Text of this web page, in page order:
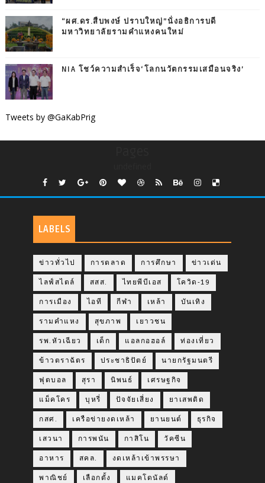
“ผศ.ดร.สืบพงษ์ ปราบใหญ่”นั่งอธิการบดี
มหาวิทยาลัยรามคำแหงคนใหม่
NIA โชว์ความสำเร็จ‘โลกนวัตกรรมเสมือนจริง’
Tweets by @GaKabPrig
LABELS
ข่าวทั่วไป การตลาด การศึกษา ข่าวเด่น
ไลฟ์สไตล์ สสส. ไทยพีบีเอส โควิด-19
การเมือง ไอที กีฬา เหล้า บันเทิง
รามคำแหง สุขภาพ เยาวชน
รพ.หัวเฉียว เด็ก แอลกอฮอล์ ท่องเที่ยว
ข้าวตราฉัตร ประชาธิปัตย์ นายกรัฐมนตรี
ฟุตบอล สุรา นิพนธ์ เศรษฐกิจ
แม็คโคร บุหรี่ ปัจจัยเสี่ยง ยาเสพติด
กสศ. เครือข่ายงดเหล้า ยานยนต์ ธุรกิจ
เสวนา การพนัน กาสิโน วัคซีน
อาหาร สคล. งดเหล้าเข้าพรรษา
พาณิชย์ เลือกตั้ง แมคโดนัลด์